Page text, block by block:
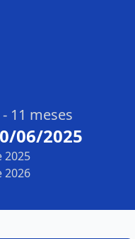
11 meses
06/2025
2025
2026